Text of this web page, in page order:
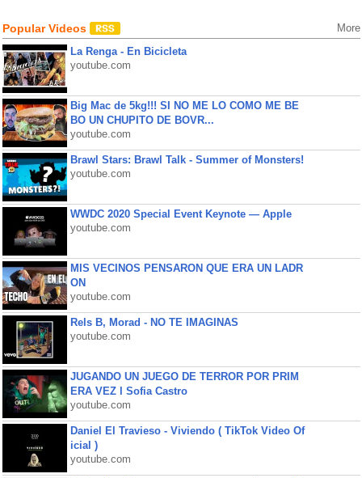
Popular Videos More
La Renga - En Bicicleta
youtube.com
Big Mac de 5kg!!! SI NO ME LO COMO ME BE
BO UN CHUPITO DE BOVR...
youtube.com
Brawl Stars: Brawl Talk - Summer of Monsters!
youtube.com
WWDC 2020 Special Event Keynote — Apple
youtube.com
MIS VECINOS PENSARON QUE ERA UN LADR
ON
youtube.com
Rels B, Morad - NO TE IMAGINAS
youtube.com
JUGANDO UN JUEGO DE TERROR POR PRIM
ERA VEZ l Sofia Castro
youtube.com
Daniel El Travieso - Viviendo ( TikTok Video Of
icial )
youtube.com